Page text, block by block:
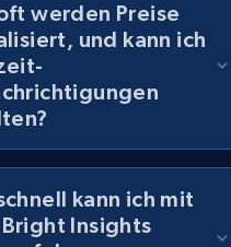
global dataset -
category URL
Brand, Description, Initial
Availability, Reviews count,
werden Preise
und kann ich
kann ich mit
Insights